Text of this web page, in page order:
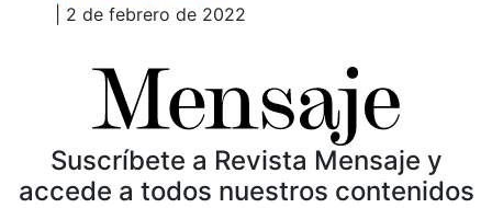
| 2 de febrero de 2022
Suscríbete a Revista Mensaje y
accede a todos nuestros contenidos